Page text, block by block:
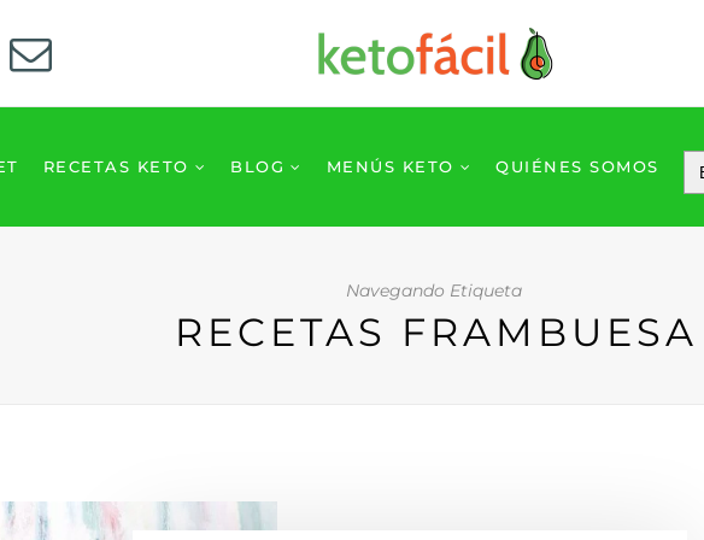
RECETAS KETO BLOG MENÚS KETO QUIÉNES SOMOS
Navegando Etiqueta
RECETAS FRAMBUESA